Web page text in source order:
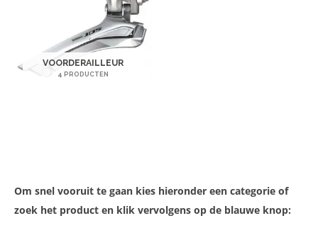
VOORDERAILLEUR
4 PRODUCTEN
Om snel vooruit te gaan kies hieronder een categorie of
zoek het product en klik vervolgens op de blauwe knop: